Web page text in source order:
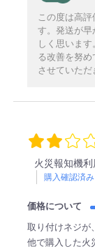
この度は高評
す。発送が早
しく思いま
る改善を努
させていただ
火災報知機
購入確認済み
価格について
取り付けネジが
他で購入した火